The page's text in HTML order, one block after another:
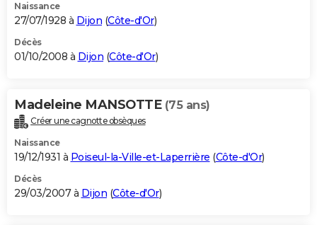
Naissance
27/07/1928 à Dijon (Côte-d'Or)
Décès
01/10/2008 à Dijon (Côte-d'Or)
Madeleine MANSOTTE (75 ans)
Créer une cagnotte obsèques
Naissance
19/12/1931 à Poiseul-la-Ville-et-Laperrière (Côte-d'Or)
Décès
29/03/2007 à Dijon (Côte-d'Or)